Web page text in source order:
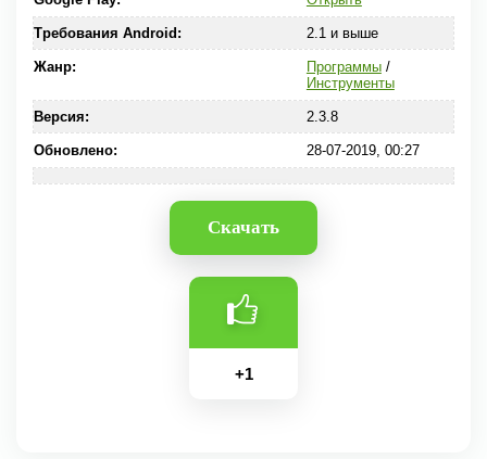
Требования Android: 2.1 и выше
Жанр: Программы/
Инструменты
Версия: 2.3.8
Обновлено: 28-07-2019, 00:27
Скачать
+1